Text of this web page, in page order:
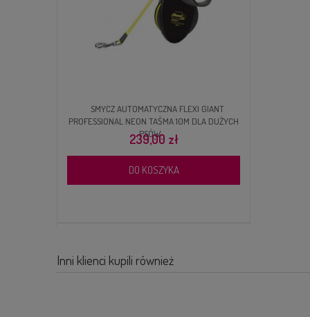
SMYCZ AUTOMATYCZNA FLEXI GIANT
PROFESSIONAL NEON TAŚMA 10M DLA DUŻYCH
PSÓW
239,00 zł
DO KOSZYKA
Inni klienci kupili również